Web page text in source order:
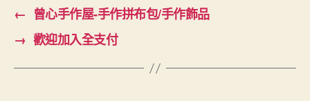
← 曾心手作屋-手作拼布包/手作飾品
→ 歡迎加入全支付